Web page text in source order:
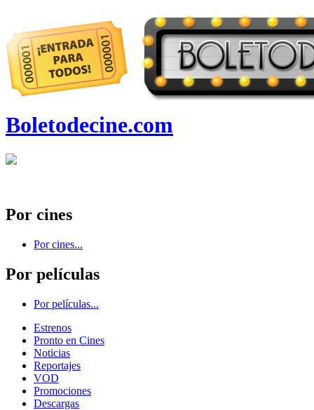
Boletodecine.com
Por cines
Por cines...
Por películas
Por películas...
Estrenos
Pronto en Cines
Noticias
Reportajes
VOD
Promociones
Descargas